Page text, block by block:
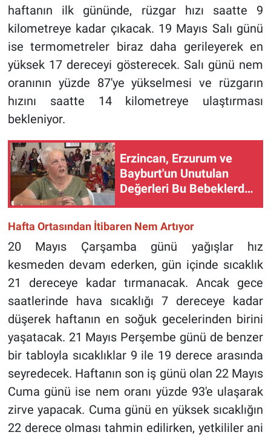
haftanın ilk gününde, rüzgar hızı saatte 9
kilometreye kadar çıkacak. 19 Mayıs Salı günü
ise termometreler biraz daha gerileyerek en
yüksek 17 dereceyi gösterecek. Salı günü nem
oranının yüzde 87'ye yükselmesi ve rüzgarın
hızını saatte 14 kilometreye ulaştırması
bekleniyor.
Erzincan, Erzurum ve
Bayburt'un Unutulan
Değerleri Bu Bebeklerde
Hafta Ortasından İtibaren Nem Artıyor
20 Mayıs Çarşamba günü yağışlar hız
kesmeden devam ederken, gün içinde sıcaklık
21 dereceye kadar tırmanacak. Ancak gece
saatlerinde hava sıcaklığı 7 dereceye kadar
düşerek haftanın en soğuk gecelerinden birini
yaşatacak. 21 Mayıs Perşembe günü de benzer
bir tabloyla sıcaklıklar 9 ile 19 derece arasında
seyredecek. Haftanın son iş günü olan 22 Mayıs
Cuma günü ise nem oranı yüzde 93'e ulaşarak
zirve yapacak. Cuma günü en yüksek sıcaklığın
22 derece olması tahmin edilirken, yetkililer ani